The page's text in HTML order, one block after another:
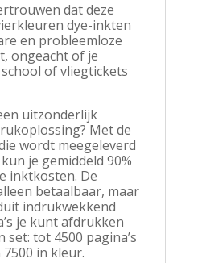
dat deze
dye-inkten
en probleemloze
ongeacht of je
of vliegtickets
uitzonderlijk
Met de
wordt meegeleverd
je gemiddeld 90%
inktkosten. De
betaalbaar, maar
indrukwekkend
je kunt afdrukken
set: tot 4500 pagina’s
in kleur.